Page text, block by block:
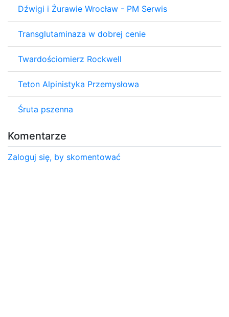
Dźwigi i Żurawie Wrocław - PM Serwis
Transglutaminaza w dobrej cenie
Twardościomierz Rockwell
Teton Alpinistyka Przemysłowa
Śruta pszenna
Komentarze
Zaloguj się, by skomentować